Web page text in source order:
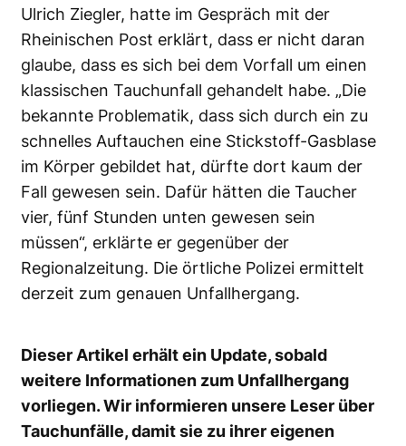
Ulrich Ziegler, hatte im Gespräch mit der
Rheinischen Post erklärt, dass er nicht daran
glaube, dass es sich bei dem Vorfall um einen
klassischen Tauchunfall gehandelt habe. „Die
bekannte Problematik, dass sich durch ein zu
schnelles Auftauchen eine Stickstoff-Gasblase
im Körper gebildet hat, dürfte dort kaum der
Fall gewesen sein. Dafür hätten die Taucher
vier, fünf Stunden unten gewesen sein
müssen“, erklärte er gegenüber der
Regionalzeitung. Die örtliche Polizei ermittelt
derzeit zum genauen Unfallhergang.
Dieser Artikel erhält ein Update, sobald
weitere Informationen zum Unfallhergang
vorliegen. Wir informieren unsere Leser über
Tauchunfälle, damit sie zu ihrer eigenen